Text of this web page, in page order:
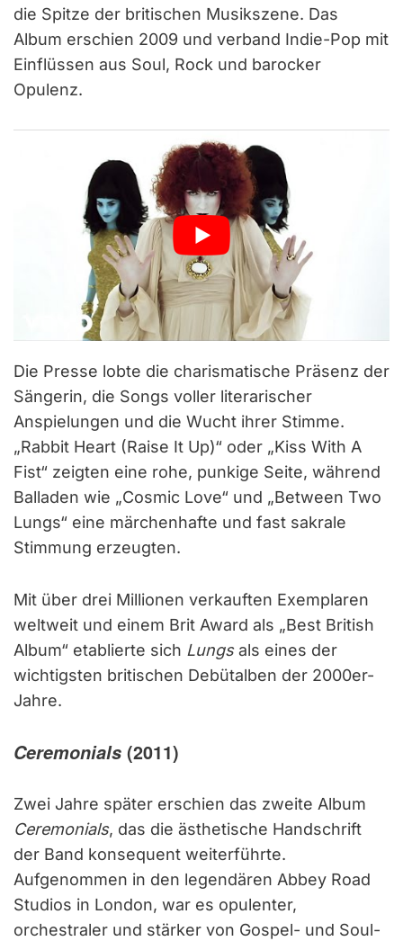
die Spitze der britischen Musikszene. Das
Album erschien 2009 und verband Indie-Pop mit
Einflüssen aus Soul, Rock und barocker
Opulenz.
Die Presse lobte die charismatische Präsenz der
Sängerin, die Songs voller literarischer
Anspielungen und die Wucht ihrer Stimme.
„Rabbit Heart (Raise It Up)“ oder „Kiss With A
Fist“ zeigten eine rohe, punkige Seite, während
Balladen wie „Cosmic Love“ und „Between Two
Lungs“ eine märchenhafte und fast sakrale
Stimmung erzeugten.
Mit über drei Millionen verkauften Exemplaren
weltweit und einem Brit Award als „Best British
Album“ etablierte sich Lungsals eines der
wichtigsten britischen Debütalben der 2000er-
Jahre.
Ceremonials (2011)
Zwei Jahre später erschien das zweite Album
Ceremonials, das die ästhetische Handschrift
der Band konsequent weiterführte.
Aufgenommen in den legendären Abbey Road
Studios in London, war es opulenter,
orchestraler und stärker von Gospel- und Soul-